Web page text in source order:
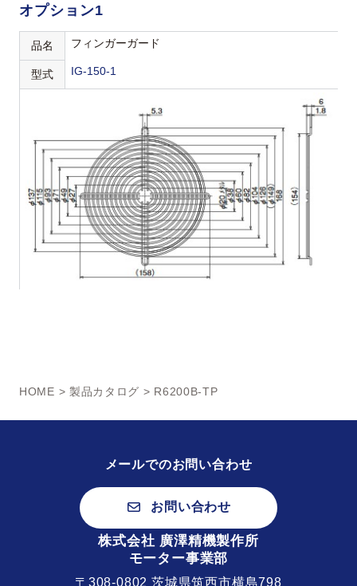
オプション1
品名 フィンガーガード
型式 IG-150-1
HOME > 製品カタログ > R6200B-TP
メールでのお問い合わせ
お問い合わせ
株式会社 廣澤精機製作所
モーター事業部
〒308-0802 茨城県筑西市横島798